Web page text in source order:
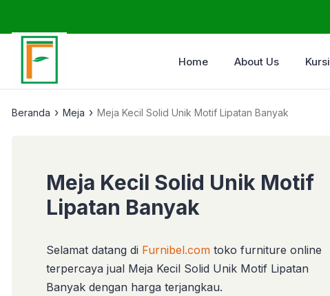
Home About Us Kursi
Beranda › Meja › Meja Kecil Solid Unik Motif Lipatan Banyak
Meja Kecil Solid Unik Motif
Lipatan Banyak
Selamat datang di Furnibel.com toko furniture online
terpercaya jual Meja Kecil Solid Unik Motif Lipatan
Banyak dengan harga terjangkau.